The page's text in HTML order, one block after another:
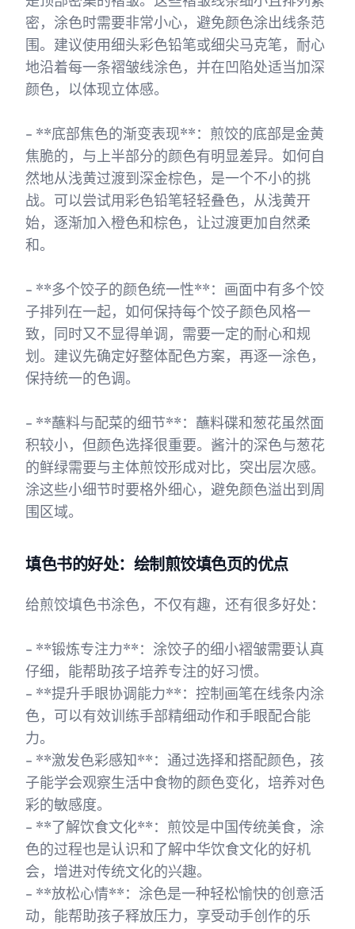
密，涂色时需要非常小心，避免颜色涂出线条范
围。建议使用细头彩色铅笔或细尖马克笔，耐心
地沿着每一条褶皱线涂色，并在凹陷处适当加深
颜色，以体现立体感。
- **底部焦色的渐变表现**：煎饺的底部是金黄
焦脆的，与上半部分的颜色有明显差异。如何自
然地从浅黄过渡到深金棕色，是一个不小的挑
战。可以尝试用彩色铅笔轻轻叠色，从浅黄开
始，逐渐加入橙色和棕色，让过渡更加自然柔
和。
- **多个饺子的颜色统一性**：画面中有多个饺
子排列在一起，如何保持每个饺子颜色风格一
致，同时又不显得单调，需要一定的耐心和规
划。建议先确定好整体配色方案，再逐一涂色，
保持统一的色调。
- **蘸料与配菜的细节**：蘸料碟和葱花虽然面
积较小，但颜色选择很重要。酱汁的深色与葱花
的鲜绿需要与主体煎饺形成对比，突出层次感。
涂这些小细节时要格外细心，避免颜色溢出到周
围区域。
填色书的好处：绘制煎饺填色页的优点
给煎饺填色书涂色，不仅有趣，还有很多好处：
- **锻炼专注力**：涂饺子的细小褶皱需要认真
仔细，能帮助孩子培养专注的好习惯。
- **提升手眼协调能力**：控制画笔在线条内涂
色，可以有效训练手部精细动作和手眼配合能
力。
- **激发色彩感知**：通过选择和搭配颜色，孩
子能学会观察生活中食物的颜色变化，培养对色
彩的敏感度。
- **了解饮食文化**：煎饺是中国传统美食，涂
色的过程也是认识和了解中华饮食文化的好机
会，增进对传统文化的兴趣。
- **放松心情**：涂色是一种轻松愉快的创意活
动，能帮助孩子释放压力，享受动手创作的乐